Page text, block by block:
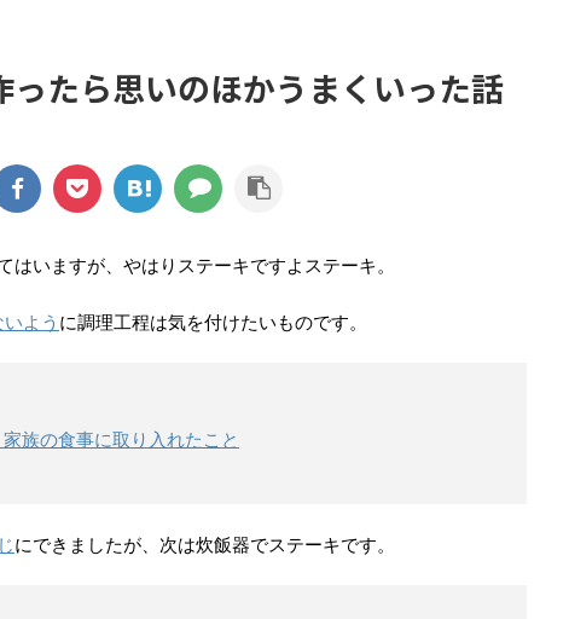
たら思いのほかうまくいった話
いますが、やはりステーキですよステーキ。
よう に調理工程は気を付けたいものです。
族の食事に取り入れたこと
にできましたが、次は炊飯器でステーキです。